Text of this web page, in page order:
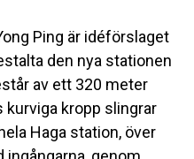
Ping är idéförslaget
den nya stationen
av ett 320 meter
kurviga kropp slingrar
Haga station, över